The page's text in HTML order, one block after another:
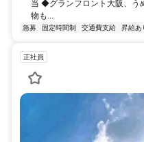
当 ◆グランフロント大阪、う
物も...
急募 固定時間制 交通費支給 昇給あ
正社員